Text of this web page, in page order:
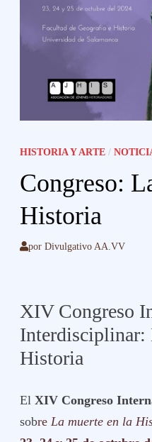
HISTORIA Y ARTE /
Congreso:
Historia
porDivulgativo AA.VV
XIV Congreso
Interdisciplinar:
Historia
ElXIV Congreso
sobre La muerte en la